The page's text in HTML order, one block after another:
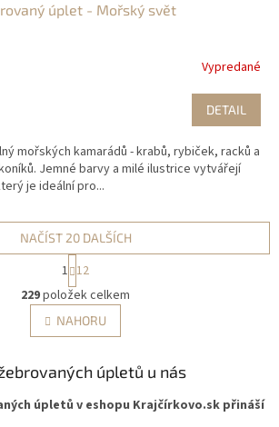
úplet - Mořský svět
Vypredané
DETAIL
mořských kamarádů - krabů, rybiček, racků a
Jemné barvy a milé ilustrice vytvářejí
je ideální pro...
O
v
l
á
a
í
NAČÍST 20 DALŠÍCH
t
r
á
n
k
v
n
1 12
229položek celkem
NAHORU
úpletů u nás
úpletů v eshopu Krajčírkovo.sk přináší